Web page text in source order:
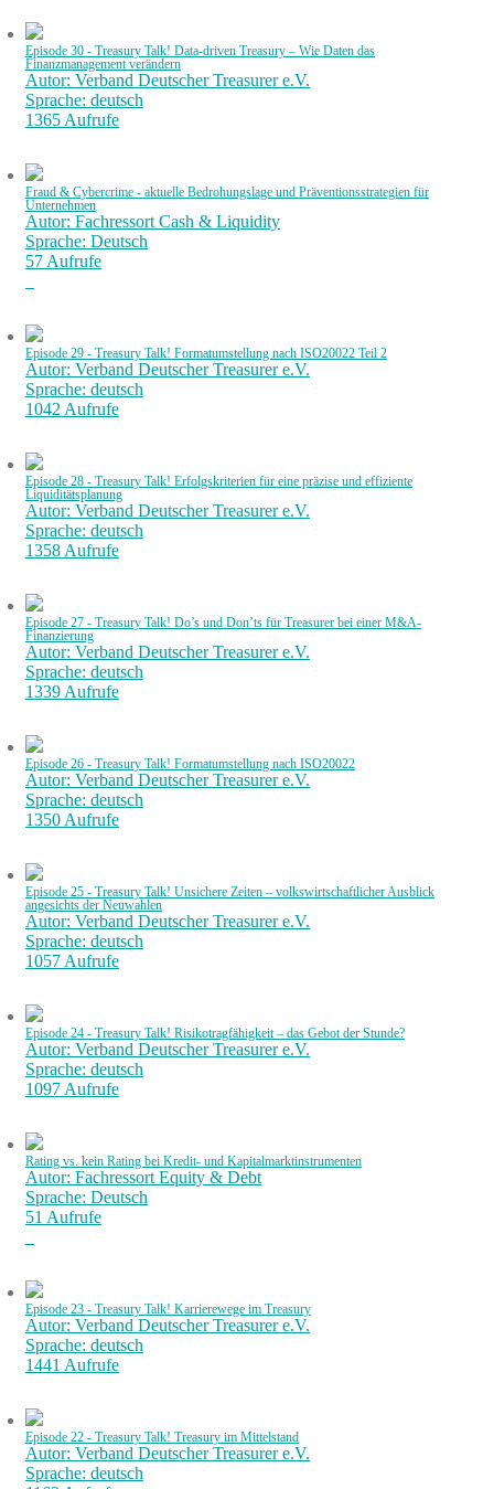
Episode 30 - Treasury Talk! Data-driven Treasury – Wie Daten das
Finanzmanagement verändern
Autor: Verband Deutscher Treasurer e.V.
Sprache: deutsch
1365 Aufrufe
Fraud & Cybercrime - aktuelle Bedrohungslage und Präventionsstrategien für
Unternehmen
Autor: Fachressort Cash & Liquidity
Sprache: Deutsch
57 Aufrufe
Episode 29 - Treasury Talk! Formatumstellung nach ISO20022 Teil 2
Autor: Verband Deutscher Treasurer e.V.
Sprache: deutsch
1042 Aufrufe
Episode 28 - Treasury Talk! Erfolgskriterien für eine präzise und effiziente
Liquiditätsplanung
Autor: Verband Deutscher Treasurer e.V.
Sprache: deutsch
1358 Aufrufe
Episode 27 - Treasury Talk! Do’s und Don’ts für Treasurer bei einer M&A-
Finanzierung
Autor: Verband Deutscher Treasurer e.V.
Sprache: deutsch
1339 Aufrufe
Episode 26 - Treasury Talk! Formatumstellung nach ISO20022
Autor: Verband Deutscher Treasurer e.V.
Sprache: deutsch
1350 Aufrufe
Episode 25 - Treasury Talk! Unsichere Zeiten – volkswirtschaftlicher Ausblick
angesichts der Neuwahlen
Autor: Verband Deutscher Treasurer e.V.
Sprache: deutsch
1057 Aufrufe
Episode 24 - Treasury Talk! Risikotragfähigkeit – das Gebot der Stunde?
Autor: Verband Deutscher Treasurer e.V.
Sprache: deutsch
1097 Aufrufe
Rating vs. kein Rating bei Kredit- und Kapitalmarktinstrumenten
Autor: Fachressort Equity & Debt
Sprache: Deutsch
51 Aufrufe
Episode 23 - Treasury Talk! Karrierewege im Treasury
Autor: Verband Deutscher Treasurer e.V.
Sprache: deutsch
1441 Aufrufe
Episode 22 - Treasury Talk! Treasury im Mittelstand
Autor: Verband Deutscher Treasurer e.V.
Sprache: deutsch